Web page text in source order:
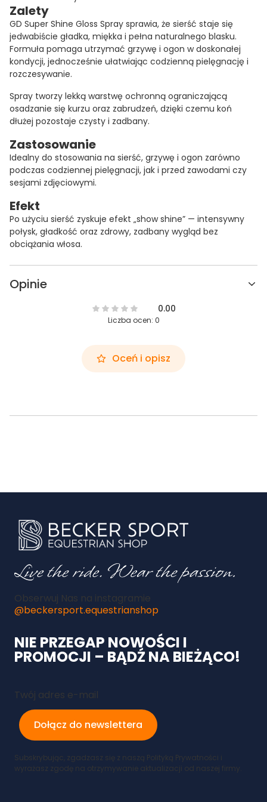
Zalety
GD Super Shine Gloss Spray sprawia, że sierść staje się
jedwabiście gładka, miękka i pełna naturalnego blasku.
Formuła pomaga utrzymać grzywę i ogon w doskonałej
kondycji, jednocześnie ułatwiając codzienną pielęgnację i
rozczesywanie.
Spray tworzy lekką warstwę ochronną ograniczającą
osadzanie się kurzu oraz zabrudzeń, dzięki czemu koń
dłużej pozostaje czysty i zadbany.
Zastosowanie
Idealny do stosowania na sierść, grzywę i ogon zarówno
podczas codziennej pielęgnacji, jak i przed zawodami czy
sesjami zdjęciowymi.
Efekt
Po użyciu sierść zyskuje efekt „show shine” — intensywny
połysk, gładkość oraz zdrowy, zadbany wygląd bez
obciążania włosa.
Opinie
0.00
Liczba ocen: 0
Oceń i opisz
Obserwuj Nas na instagramie
@beckersport.equestrianshop
NIE PRZEGAP NOWOŚCI I
PROMOCJI – BĄDŹ NA BIEŻĄCO!
Twój adres e-mail
Dołącz do newslettera
Subskrybując, zgadzasz się z naszą Polityką Prywatności i
wyrażasz zgodę na otrzymywanie aktualizacji od naszej firmy.